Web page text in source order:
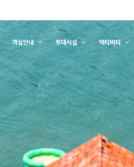
객실안내 부대시설 액티비티